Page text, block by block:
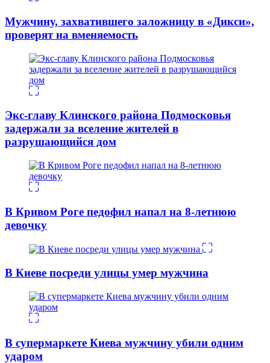
Мужчину, захватившего заложницу в «Дикси»,
проверят на вменяемость
Экс-главу Клинского района Подмосковья
задержали за вселение жителей в
разрушающийся дом
В Кривом Роге педофил напал на 8-летнюю
девочку
В Киеве посреди улицы умер мужчина
В супермаркете Киева мужчину убили одним
ударом